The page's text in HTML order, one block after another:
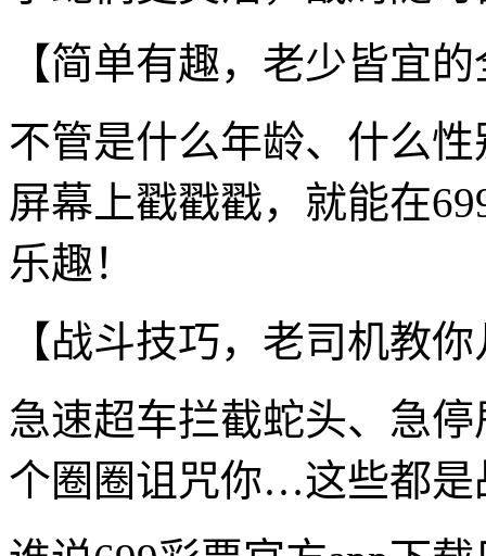
【简单有趣，老少皆宜
不管是什么年龄、什么
屏幕上戳戳戳，就能在
乐趣！
【战斗技巧，老司机教
急速超车拦截蛇头、急
个圈圈诅咒你…这些都是